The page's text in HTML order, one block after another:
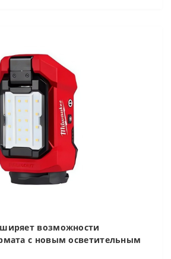
возможности
с новым осветительным